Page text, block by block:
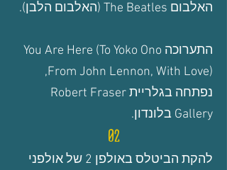
האלבום The Beatles (האלבום הלבן).
התערוכה You Are Here (To Yoko Ono
From John Lennon, With Love),
נפתחה בגלריית Robert Fraser
Gallery בלונדון.
02
להקת הביטלס באולפן 2 של אולפני